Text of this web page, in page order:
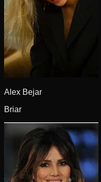
Alex Bejar
Briar